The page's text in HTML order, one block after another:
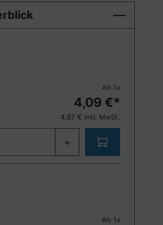
Ab 1 x
4,09 €*
4,87 € inkl. MwSt.
+
Ab 1 x